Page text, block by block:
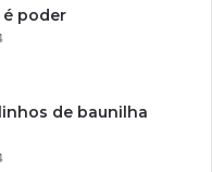
poder
de baunilha